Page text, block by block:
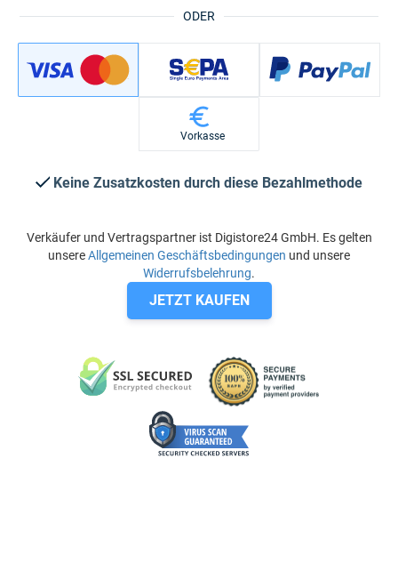
ODER
Vorkasse
Keine Zusatzkosten durch diese Bezahlmethode
Verkäufer und Vertragspartner ist Digistore24 GmbH. Es gelten
unsereAllgemeinen Geschäftsbedingungen und unsere
Widerrufsbelehrung.
JETZT KAUFEN